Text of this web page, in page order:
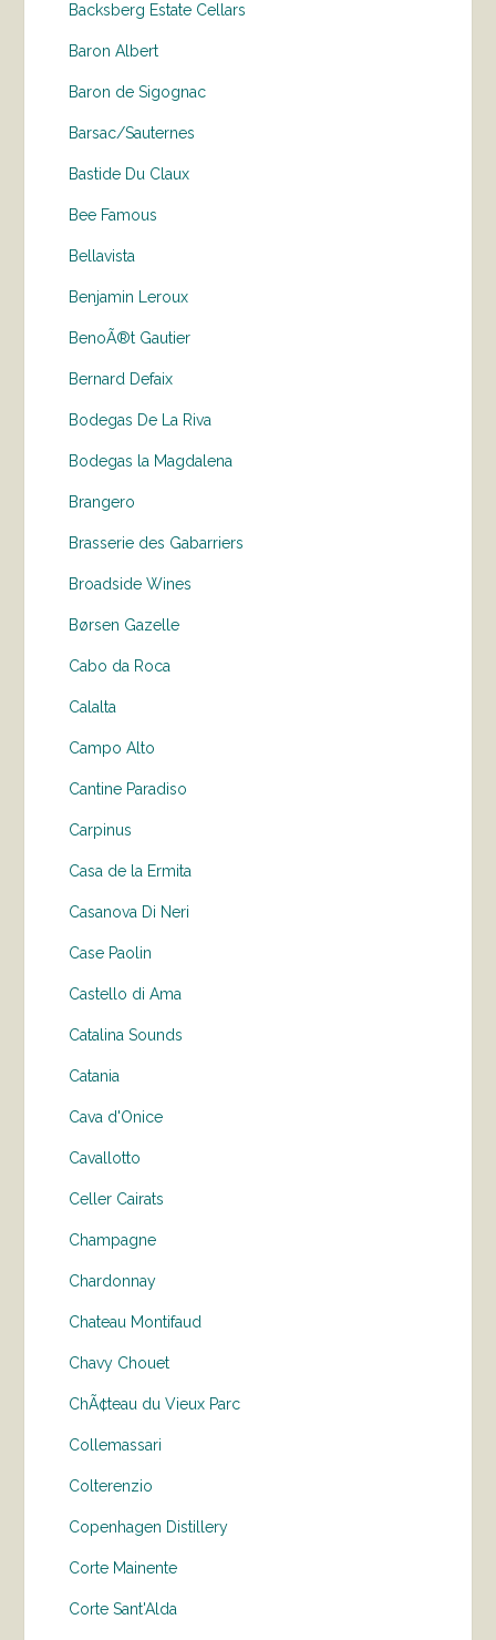
Backsberg Estate Cellars
Baron Albert
Baron de Sigognac
Barsac/Sauternes
Bastide Du Claux
Bee Famous
Bellavista
Benjamin Leroux
BenoÃ®t Gautier
Bernard Defaix
Bodegas De La Riva
Bodegas la Magdalena
Brangero
Brasserie des Gabarriers
Broadside Wines
Børsen Gazelle
Cabo da Roca
Calalta
Campo Alto
Cantine Paradiso
Carpinus
Casa de la Ermita
Casanova Di Neri
Case Paolin
Castello di Ama
Catalina Sounds
Catania
Cava d'Onice
Cavallotto
Celler Cairats
Champagne
Chardonnay
Chateau Montifaud
Chavy Chouet
ChÃ¢teau du Vieux Parc
Collemassari
Colterenzio
Copenhagen Distillery
Corte Mainente
Corte Sant'Alda